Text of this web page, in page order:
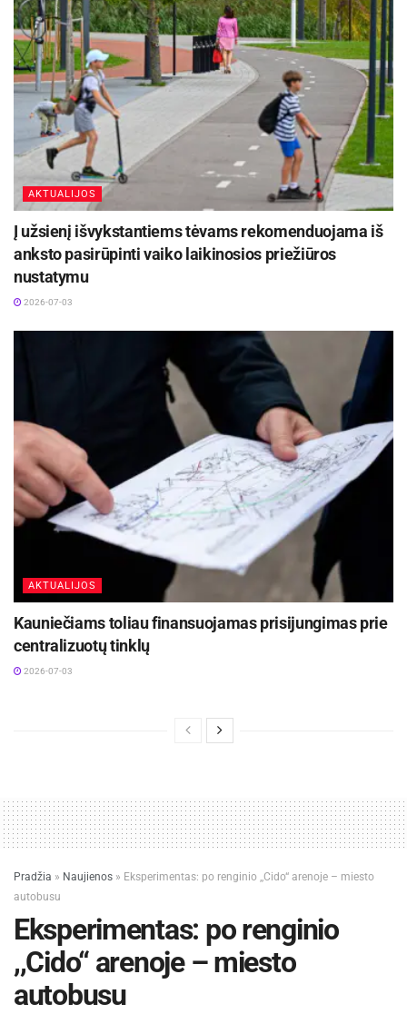
Klaipėdos g.), F. Vaitkaus g. (ties Nr. 5, 7).
AKTUALIJOS
Į užsienį išvykstantiems tėvams rekomenduojama iš
anksto pasirūpinti vaiko laikinosios priežiūros
nustatymu
2026-07-03
AKTUALIJOS
Kauniečiams toliau finansuojamas prisijungimas prie
centralizuotų tinklų
2026-07-03
Pradžia » Naujienos » Eksperimentas: po renginio ,,Cido“ arenoje – miesto
autobusu
Eksperimentas: po renginio
,,Cido“ arenoje – miesto
autobusu